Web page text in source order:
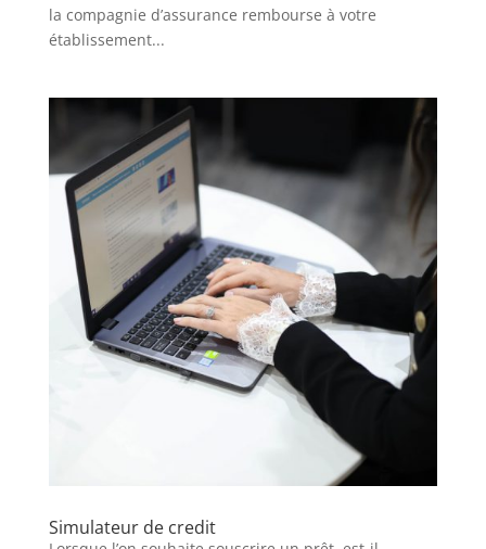
la compagnie d’assurance rembourse à votre
établissement...
Simulateur de credit